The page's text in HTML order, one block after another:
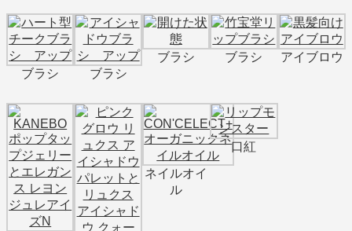
ブラシ ブラシ
ブラシ ブラシ アイブロウ
ネイルオイ
ル
口紅